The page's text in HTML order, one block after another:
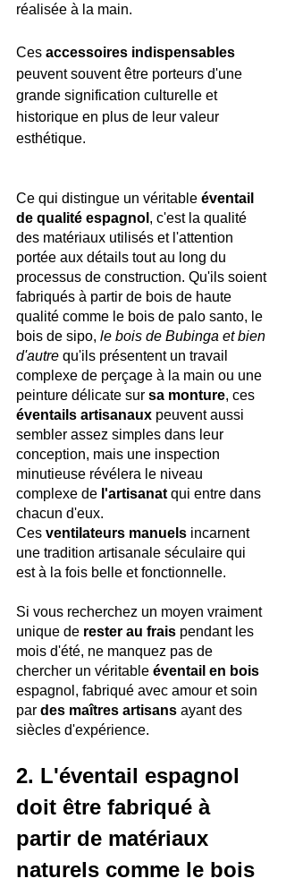
réalisée à la main.
Ces accessoires indispensables
peuvent souvent être porteurs d'une
grande signification culturelle et
historique en plus de leur valeur
esthétique.
Ce qui distingue un véritable éventail
de qualité espagnol , c'est la qualité
des matériaux utilisés et l'attention
portée aux détails tout au long du
processus de construction. Qu'ils soient
fabriqués à partir de bois de haute
qualité comme le bois de palo santo, le
bois de sipo, le bois de Bubinga et bien
d'autre qu'ils présentent un travail
complexe de perçage à la main ou une
peinture délicate sur sa monture, ces
éventails artisanaux peuvent aussi
sembler assez simples dans leur
conception, mais une inspection
minutieuse révélera le niveau
complexe de l'artisanat qui entre dans
chacun d'eux.
Ces ventilateurs manuels incarnent
une tradition artisanale séculaire qui
est à la fois belle et fonctionnelle.
Si vous recherchez un moyen vraiment
unique de rester au frais pendant les
mois d'été, ne manquez pas de
chercher un véritable éventail en bois
espagnol, fabriqué avec amour et soin
par des maîtres artisans ayant des
siècles d'expérience.
2. L'éventail espagnol
doit être fabriqué à
partir de matériaux
naturels comme le bois